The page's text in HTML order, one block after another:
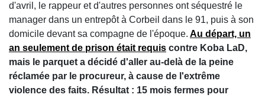
d'avril, le rappeur et d'autres personnes ont séquestré le
manager dans un entrepôt à Corbeil dans le 91, puis à son
domicile devant sa compagne de l'époque. Au départ, un
an seulement de prison était requis contre Koba LaD,
mais le parquet a décidé d'aller au-delà de la peine
réclamée par le procureur, à cause de l'extrême
violence des faits. Résultat : 15 mois fermes pour